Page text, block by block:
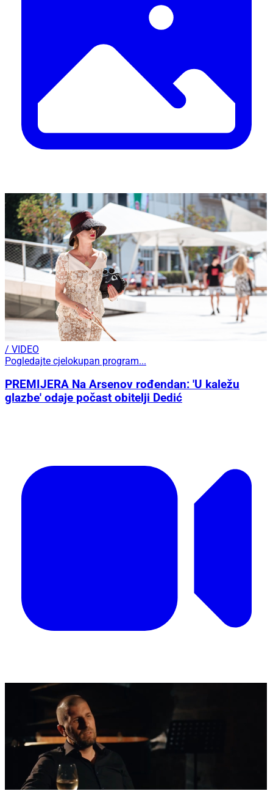
/ VIDEO
Pogledajte cjelokupan program...
PREMIJERA Na Arsenov rođendan: 'U kaležu
glazbe' odaje počast obitelji Dedić